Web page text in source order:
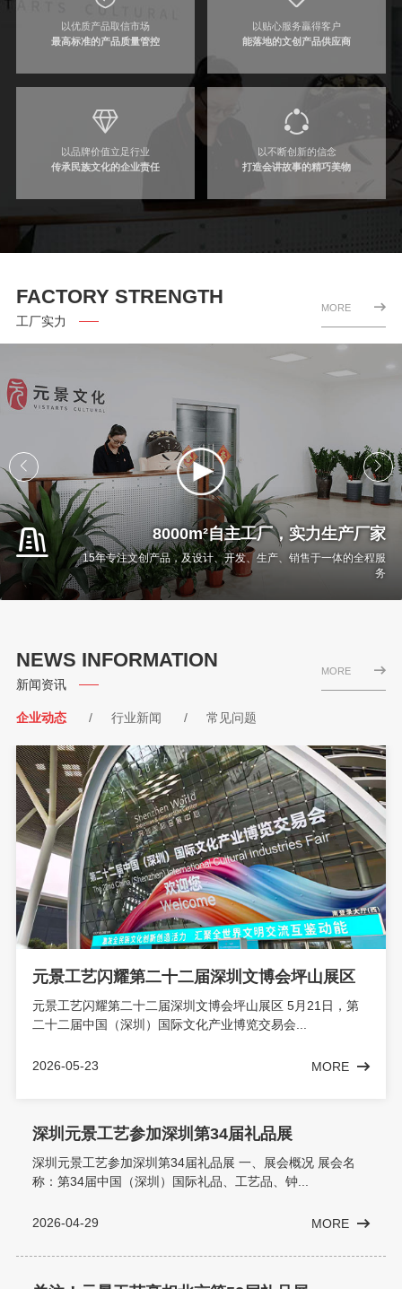
以优质产品取信市场
最高标准的产品质量管控
以贴心服务贏得客户
能落地的文创产品供应商
以品牌价值立足行业
传承民族文化的企业责任
以不断创新的信念
打造会讲故事的精巧美物
FACTORY STRENGTH
工厂实力
MORE
8000m²自主工厂，实力生产厂家
15年专注文创产品，及设计、开发、生产、销售于一体的全程服
务
NEWS INFORMATION
新闻资讯
MORE
企业动态 / 行业新闻 / 常见问题
元景工艺闪耀第二十二届深圳文博会坪山展区
元景工艺闪耀第二十二届深圳文博会坪山展区 5月21日，第
二十二届中国（深圳）国际文化产业博览交易会...
2026-05-23 MORE
深圳元景工艺参加深圳第34届礼品展
深圳元景工艺参加深圳第34届礼品展 一、展会概况 展会名
称：第34届中国（深圳）国际礼品、工艺品、钟...
2026-04-29 MORE